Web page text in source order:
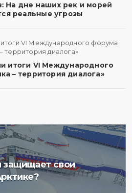
На дне наших рек и морей
реальные угрозы
итоги VI Международного
– территория диалога»
защищает свои